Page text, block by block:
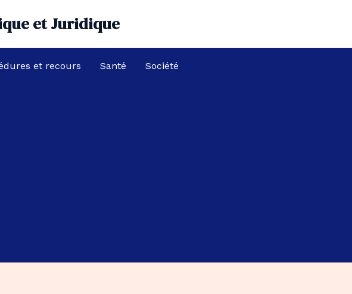
et Juridique
et recours Santé Société